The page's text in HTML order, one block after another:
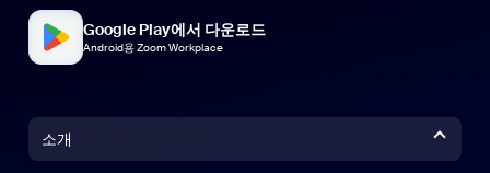
Google Play에서 다운로드
Android용 Zoom Workplace
소개